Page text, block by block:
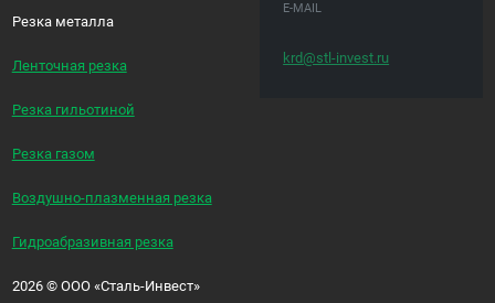
Резка металла
Ленточная резка
Резка гильотиной
Резка газом
Воздушно-плазменная резка
Гидроабразивная резка
E-MAIL
krd@stl-invest.ru
2026 ©ООО «Сталь-Инвест»